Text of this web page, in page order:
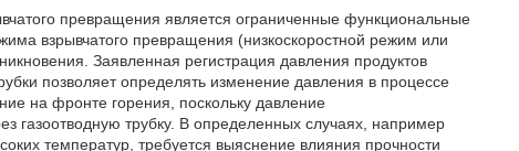
превращения является ограниченные функциональные
взрывчатого превращения (низкоскоростной режим или
Заявленная регистрация давления продуктов
позволяет определять изменение давления в процессе
на фронте горения, поскольку давление
газоотводную трубку. В определенных случаях, например
температур, требуется выяснение влияния прочности